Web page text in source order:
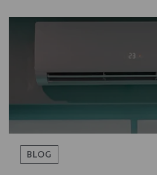
BLOG